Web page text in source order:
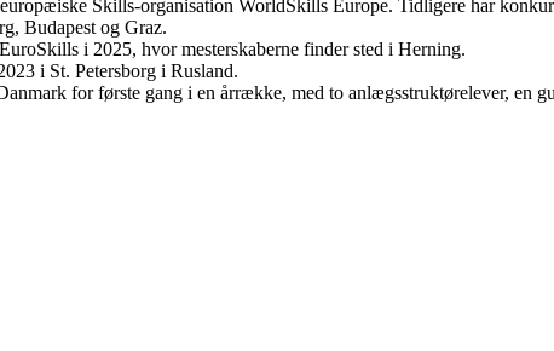
Skills-organisation WorldSkills Europe. Tidligere har
Budapest og Graz.
i 2025, hvor mesterskaberne finder sted i Herning.
i St. Petersborg i Rusland.
for første gang i en årrække, med to anlægsstruktørelever, en